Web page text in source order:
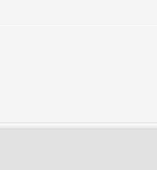
den-kasseler-bergen